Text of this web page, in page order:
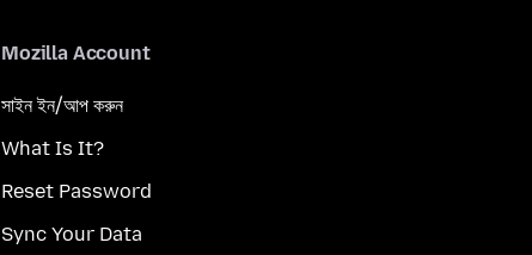
Mozilla Account
সাইন ইন/আপ করুন
What Is It?
Reset Password
Sync Your Data